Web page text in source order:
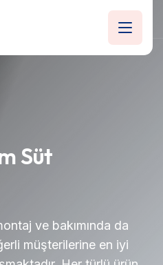
Süt
ve bakımında da
müşterilerine en iyi